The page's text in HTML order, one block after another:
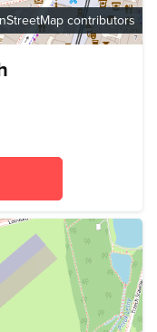
contributors